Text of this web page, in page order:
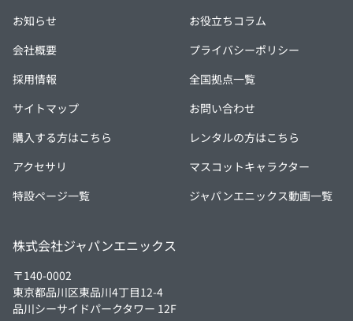
お知らせ
お役立ちコラム
会社概要
プライバシーポリシー
採用情報
全国拠点一覧
サイトマップ
お問い合わせ
購入する方はこちら
レンタルの方はこちら
アクセサリ
マスコットキャラクター
特設ページ一覧
ジャパンエニックス動画一覧
株式会社ジャパンエニックス
〒140-0002
東京都品川区東品川4丁目12-4
品川シーサイドパークタワー 12F